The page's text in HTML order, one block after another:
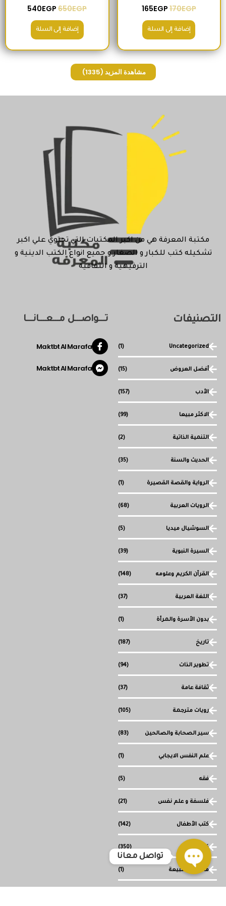
170EGP
165EGP
إضافة إلى السلة
650EGP
540EGP
إضافة إلى السلة
مشاهدة المزيد (1335)
مكتبة المعرفة هي من اكبر المكتبات التي تحتوي علي اكبر
تشكيله كتب للكبار و الصغار و جميع انواع الكتب الدينية و
الترفيهية و الثقافية
التصنيفات
Uncategorized
(1)
أفضل العروض (15)
الأدب (157)
الاكثر مبيعا (99)
التنمية الذاتية (2)
الحديث والسنة (35)
الرواية والقصة القصيرة (1)
الرويات العربية (68)
السوشيال ميديا (5)
السيرة النبوية (39)
القرآن الكريم وعلومه (148)
اللغة العربية (37)
بدون الأسرة والمرأة (1)
تاريخ (187)
تطوير الذات (94)
ثقافة عامة (37)
رويات مترجمة (105)
سير الصحابة والصالحين (83)
علم النفس الايجابي (1)
فقه (5)
فلسفة و علم نفس (21)
كتب الأطفال (142)
كتب دينية (350)
ما وراء الطبيعة (1)
تـــواصـــل مـــعـــانـــا
Maktbt Al Marafa
Maktbt Al Marafa
تواصل معانا
Open